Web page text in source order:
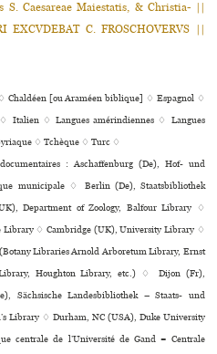
Caesareae Maiestatis, & Christia- ||
C. FROSCHOVERVS ||
♢Chaldéen [ou Araméen biblique] ♢ Espagnol ♢
♢ Italien ♢Langues amérindiennes ♢ Langues
♢Tchèque ♢Turc ♢
: Aschaffenburg (De), Hof- und
muni­ci­pale ♢ Berlin (De), Staatsbibliothek
Department of Zoology, Balfour Library ♢
Library ♢ Cambridge (UK), University Library ♢
Libraries Arnold Arboretum Library, Ernst
Houghton Library, etc.) ♢ Dijon (Fr),
Sächsische Landesbibliothek – Staats- und
Library ♢ Durham, NC (USA), Duke University
centrale de l’Université de Gand = Centrale